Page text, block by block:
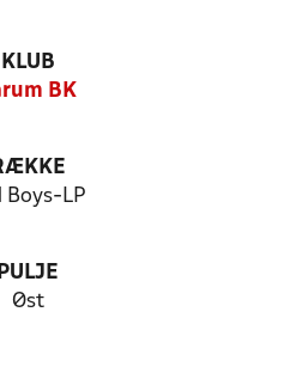
KLUB
BK
Boys-LP
PULJE
Øst